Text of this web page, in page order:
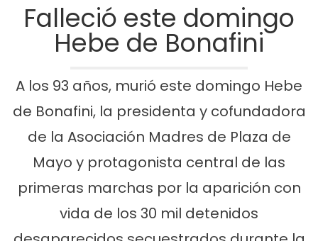
Falleció este domingo
Hebe de Bonafini
A los 93 años, murió este domingo Hebe
de Bonafini, la presidenta y cofundadora
de la Asociación Madres de Plaza de
Mayo y protagonista central de las
primeras marchas por la aparición con
vida de los 30 mil detenidos